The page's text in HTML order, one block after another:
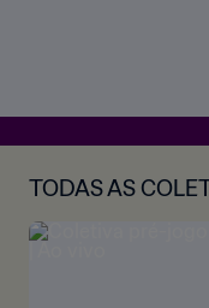
TODAS AS